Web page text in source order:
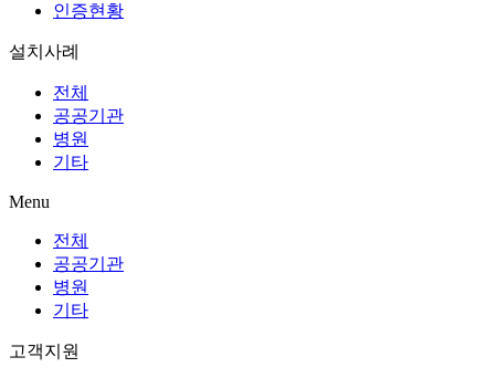
인증현황
설치사례
전체
공공기관
병원
기타
Menu
전체
공공기관
병원
기타
고객지원